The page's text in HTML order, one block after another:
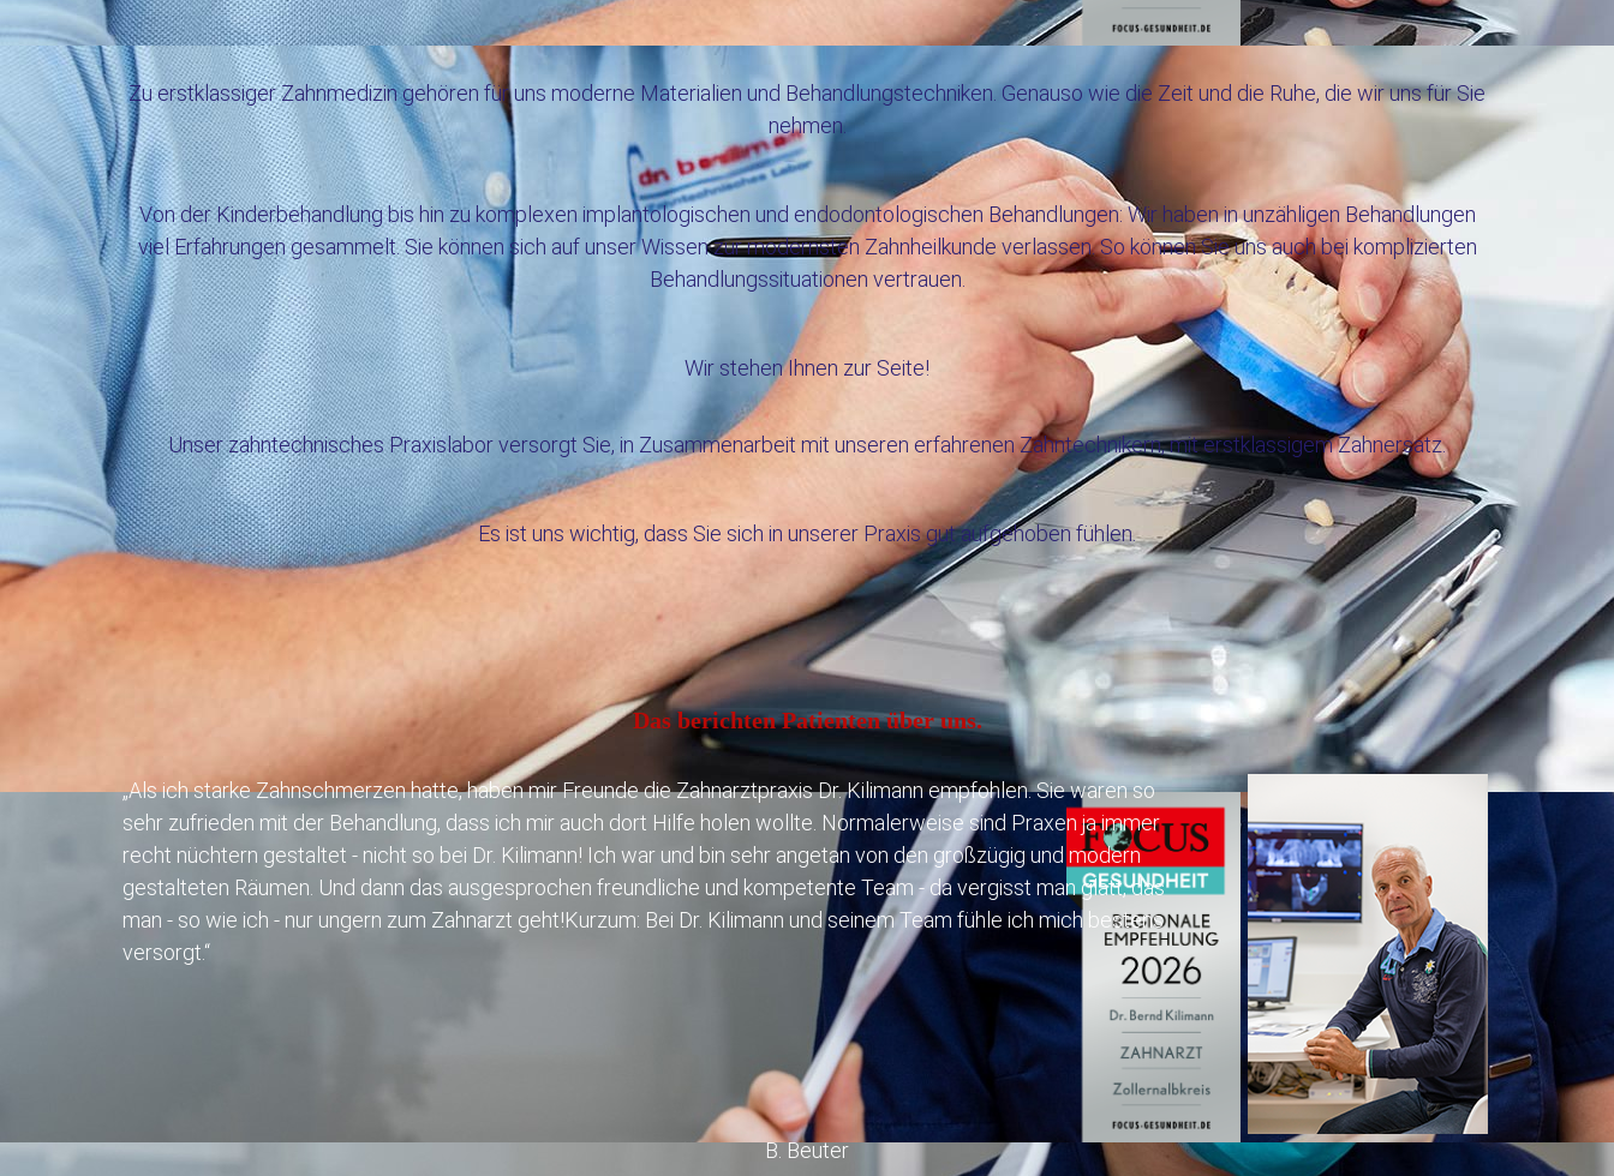
Zu erstklassiger Zahnmedizin gehören für uns moderne Materialien und Behandlungstechniken. Genauso wie die Zeit und die Ruhe, die wir uns für Sie
nehmen.
Von der Kinderbehandlung bis hin zu komplexen implantologischen und endodontologischen Behandlungen: Wir haben in unzähligen Behandlungen
viel Erfahrungen gesammelt. Sie können sich auf unser Wissen zur modernsten Zahnheilkunde verlassen. So können Sie uns auch bei komplizierten
Behandlungssituationen vertrauen.
Wir stehen Ihnen zur Seite!
Unser zahntechnisches Praxislabor versorgt Sie, in Zusammenarbeit mit unseren erfahrenen Zahntechnikern, mit erstklassigem Zahner­satz.
Es ist uns wichtig, dass Sie sich in unserer Praxis gut aufgehoben fühlen.
Das berichten Patienten über uns.
„Als ich starke Zahnschmerzen hatte, haben mir Freunde die Zahnarztpraxis Dr. Kilimann empfohlen. Sie waren so
sehr zufrieden mit der Behandlung, dass ich mir auch dort Hilfe holen wollte. Normalerweise sind Praxen ja immer
recht nüchtern gestaltet - nicht so bei Dr. Kilimann! Ich war und bin sehr angetan von den großzügig und modern
gestalteten Räumen. Und dann das ausgesprochen freundliche und kompetente Team - da vergisst man glatt, das
man - so wie ich - nur ungern zum Zahnarzt geht!Kurzum: Bei Dr. Kilimann und seinem Team fühle ich mich bestens
versorgt.“
B. Beuter